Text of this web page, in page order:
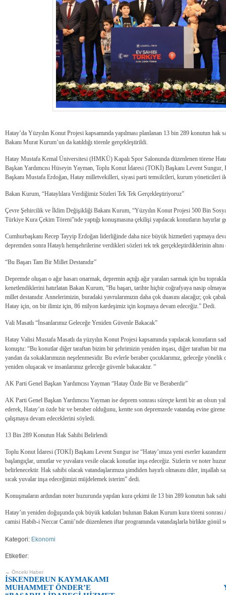
Hatay’da Yüzyılın Konut Projesi kapsamında yapılması planlanan 13 bin 289 konutun
Bakanı Murat Kurum’un da katıldığı törenle gerçekleştirildi.
Hatay Mustafa Kemal Üniversitesi (HMKÜ) Kapalı Spor Salonunda düzenlenen törene
Başkan Yardımcısı Hüseyin Yayman, Toplu Konut İdaresi (TOKİ) Başkanı Levent
Başkanı Mustafa Erdoğan, Hatay milletvekilleri, siyasi parti temsilcileri, kurum yöneticileri ile
Bakan Kurum, “Hataylılara Verdiğimiz Sözleri Tek Tek Gerçekleştiriyoruz”
Çevre Şehircilik ve İklim Değişikliği Bakanı Kurum, “Yüzyılın Konut Projesi 500 Bin
Türkiye Kura Çekim Töreni”nde yaptığı konuşmasına çekilişi yapılacak konutların hayırlar
Cumhurbaşkanı Recep Tayyip Erdoğan liderliğinde daha nice büyük hizmetleri yapmaya
depremden sonra Hataylı hemşehrilerine verdikleri sözleri tek tek gerçekleştirdiklerinin altını
“Bu Başarı Tam Bir Millet Destanıdır”
Depremde oluşan o ağır hasarı onarmak, depremin açtığı ağır yaraları sarmak için bu
kenetlendiklerini hatırlatan Bakan Kurum, “Bu başarı, tarihte hiçbir coğrafyaya nasip
millet destanıdır. Annelerimizin, buradaki yavrularımızın daha çok duasını alacağız; çok
Hatay için, on bir ilimiz için, 86 milyon kardeşimiz için koşmaya devam edeceğiz.” Dedi.
Vali Masatlı “İnsanlarımız Geleceğe Yeniden Güvenle Bakacak”
Hatay Valisi Mustafa Masatlı da yüzyılın Konut Projesi kapsamında yapılacak konutların
konuştu: “Bu konutlar diğer taraftan bizim bir şehrimizin yeniden inşası, diğer taraftan bir
yandan da sokaklarımızın neşelenmesidir. Bu evlerle beraber çocuklarımız, geleceğe
yeniden oluşacak ve insanlarımız geleceğe güvenle bakacaktır. ”
AK Parti Genel Başkan Yardımcısı Yayman “Hatay Özde Bir ve Beraberdir”
AK Parti Genel Başkan Yardımcısı Yayman ise deprem sonrası süreçte kenti bir an olsun
ederek, Hatay’ın özde bir ve beraber olduğunu, kentte son depremzede vatandaş evine
çalışmaya devam edeceklerini söyledi.
13 Bin 289 Konutun Hak Sahibi Belirlendi
Toplu Konut İdaresi (TOKİ) Başkanı Levent Sungur ise “Hatay’ımıza yeni eserler
başlangıçlar, umutlar ve yuvalara vesile olacak konutlar inşa edeceğiz. Sizlerin ve noter
belirlenecektir. Hak sahibi olacak vatandaşlarımıza şimdiden hayırlı olmasını diler, inşallah
sıcak yuvalar inşa edeceğimizi müjdelemek isterim” dedi.
Konuşmaların ardından noter huzurunda yapılan kura çekimi ile 13 bin 289 konutun hak
Hatay’ın yeniden doğuşunda çok büyük katkıları bulunan Bakan Kurum kura töreni
camisi Habib-i Neccar Camii’nde düzenlenen iftar programında vatandaşlarla birlikte gönül
Kategori: Ekonomi
Etiketler:
← Önceki Haber
İSKENDERUN KAYMAKAMI
MUHAMMET ÖNDER’E